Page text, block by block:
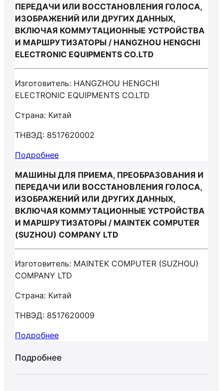
ПЕРЕДАЧИ ИЛИ ВОССТАНОВЛЕНИЯ ГОЛОСА,
ИЗОБРАЖЕНИЙ ИЛИ ДРУГИХ ДАННЫХ,
ВКЛЮЧАЯ КОММУТАЦИОННЫЕ УСТРОЙСТВА
И МАРШРУТИЗАТОРЫ / HANGZHOU HENGCHI
ELECTRONIC EQUIPMENTS CO.LTD
Изготовитель: HANGZHOU HENGCHI
ELECTRONIC EQUIPMENTS CO.LTD
Страна: Китай
ТНВЭД: 8517620002
Подробнее
МАШИНЫ ДЛЯ ПРИЕМА, ПРЕОБРАЗОВАНИЯ И
ПЕРЕДАЧИ ИЛИ ВОССТАНОВЛЕНИЯ ГОЛОСА,
ИЗОБРАЖЕНИЙ ИЛИ ДРУГИХ ДАННЫХ,
ВКЛЮЧАЯ КОММУТАЦИОННЫЕ УСТРОЙСТВА
И МАРШРУТИЗАТОРЫ / MAINTEK COMPUTER
(SUZHOU) COMPANY LTD
Изготовитель: MAINTEK COMPUTER (SUZHOU)
COMPANY LTD
Страна: Китай
ТНВЭД: 8517620009
Подробнее
Подробнее